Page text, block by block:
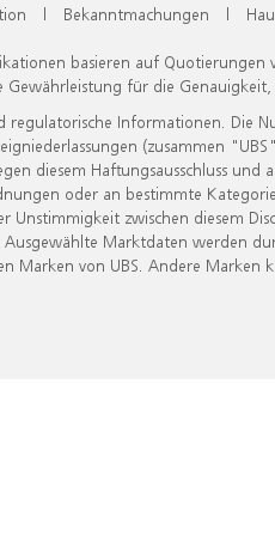
| Bekanntmachungen |
basieren auf
Gewährleistung für die
regulatorische Informationen. Die
(zusammen
diesem Haftungsausschluss
oder an bestimmte
Unstimmigkeit zwischen diesem
Marktdaten werden
Marken von UBS. Andere Marken